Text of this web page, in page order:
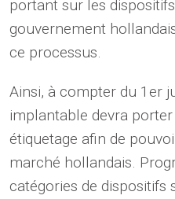
portant sur les
gouvernement
ce processus.
Ainsi, à compter du 1er
implantable devra
étiquetage afin de
marché hollandais.
catégories de dispositifs